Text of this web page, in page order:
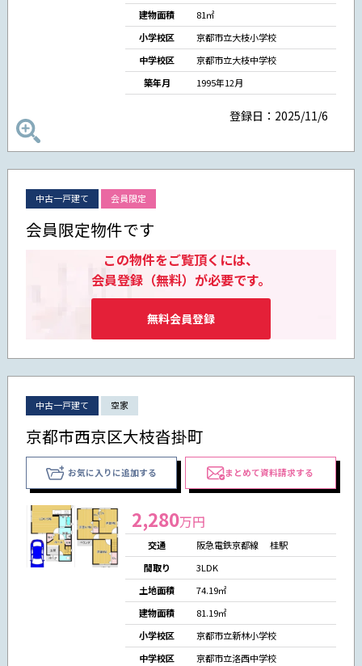
建物面積
81㎡
小学校区
京都市立大枝小学校
中学校区
京都市立大枝中学校
築年月
1995年12月
登録日：2025/11/6
中古一戸建て 会員限定
会員限定物件です
この物件をご覧頂くには、
会員登録（無料）が必要です。
無料会員登録
中古一戸建て 空家
京都市西京区大枝沓掛町
お気に入りに追加する まとめて資料請求する
2,280万円
交通
阪急電鉄京都線 桂駅
間取り
3LDK
土地面積
74.19㎡
建物面積
81.19㎡
小学校区
京都市立新林小学校
中学校区
京都市立洛西中学校